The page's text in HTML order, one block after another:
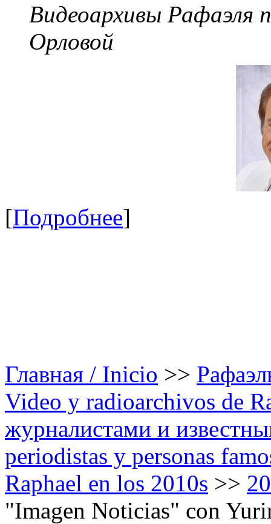
Видеоархивы Рафаэля
Орловой
[Подробнее]
Главная / Inicio >>
Video y radioarchivos de
журналистами и
periodistas y personas
Raphael en los 2010s >>
"Imagen Noticias" con